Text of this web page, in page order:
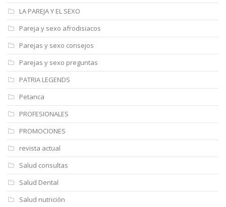
LA PAREJA Y EL SEXO
Pareja y sexo afrodisiacos
Parejas y sexo consejos
Parejas y sexo preguntas
PATRIA LEGENDS
Petanca
PROFESIONALES
PROMOCIONES
revista actual
Salud consultas
Salud Dental
Salud nutrición